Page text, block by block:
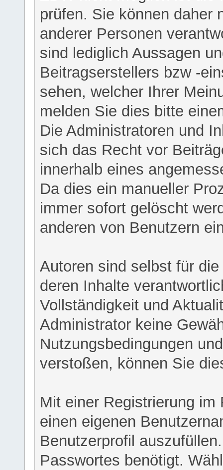
prüfen. Sie können daher
anderer Personen
sind lediglich Aussagen
Beitragserstellers bzw -
sehen, welcher Ihrer
melden Sie dies bitte
Die Administratoren und
sich das Recht vor
innerhalb eines
Da dies ein manueller
immer sofort gelöscht
anderen von Benutzern
Autoren sind selbst für
deren Inhalte
Vollständigkeit und
Administrator keine
Nutzungsbedingungen
verstoßen, können Sie
Mit einer Registrierung
einen eigenen
Benutzerprofil
Passwortes benötigt.